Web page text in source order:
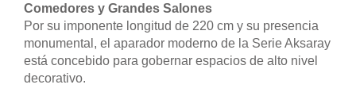
Comedores y Grandes Salones
Por su imponente longitud de 220 cm y su presencia
monumental, el aparador moderno de la Serie Aksaray
está concebido para gobernar espacios de alto nivel
decorativo.